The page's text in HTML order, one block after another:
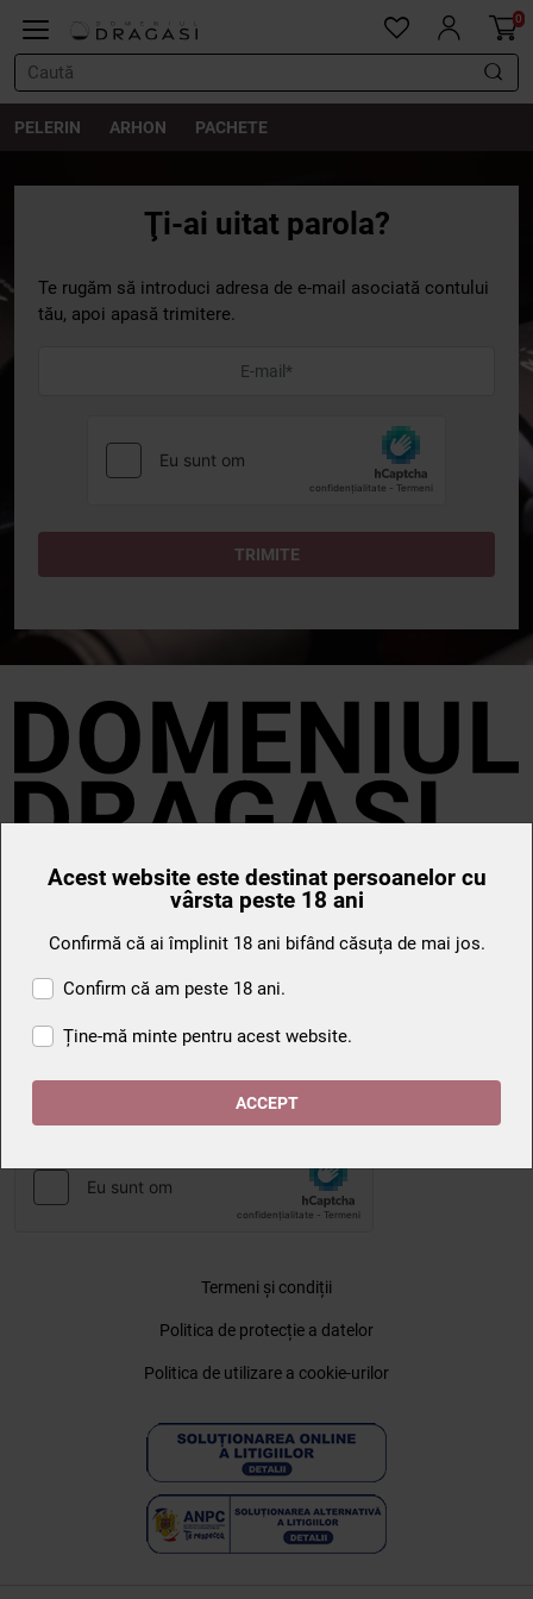
0
PELERIN ARHON PACHETE
Ţi-ai uitat parola?
Te rugăm să introduci adresa de e-mail asociată contului
tău, apoi apasă trimitere.
TRIMITE
ABONEAZĂ-TE LA NEWSLETTER
trimise. Declar că am citit și sunt de acord cu
protecție a datelor.
Acest website este destinat persoanelor cu
vârsta peste 18 ani
Confirmă că ai împlinit 18 ani bifând căsuța de mai jos.
Confirm că am peste 18 ani.
Ține-mă minte pentru acest website.
ACCEPT
Termeni și condiții
Politica de protecție a datelor
Politica de utilizare a cookie-urilor